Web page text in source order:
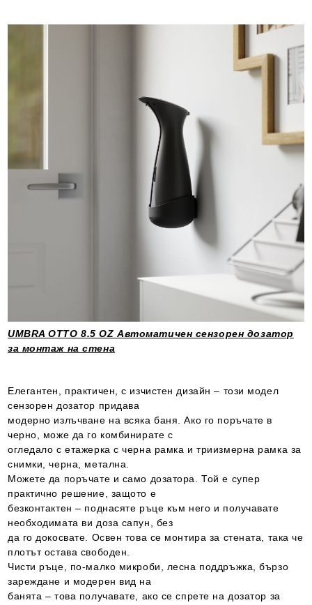
UMBRA OTTO 8.5 OZ Автоматичен сензорен дозатор
за монтаж на стена
Елегантен, практичен, с изчистен дизайн – този модел
сензорен дозатор придава
модерно излъчване на всяка баня. Ако го поръчате в
черно, може да го комбинирате с
огледало с етажерка с черна рамка и триизмерна рамка за
снимки, черна, метална.
Можете да поръчате и само дозатора. Той е супер
практично решение, защото е
безконтактен – поднасяте ръце към него и получавате
необходимата ви доза сапун, без
да го докосвате. Освен това се монтира за стената, така че
плотът остава свободен.
Чисти ръце, по-малко микроби, лесна поддръжка, бързо
зареждане и модерен вид на
банята – това получаватe, ако се спрете на дозатор за